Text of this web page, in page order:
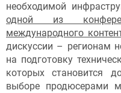
необходимой
одной из
международного
дискуссии – регионам
на подготовку
которых становится
выборе продюсерами